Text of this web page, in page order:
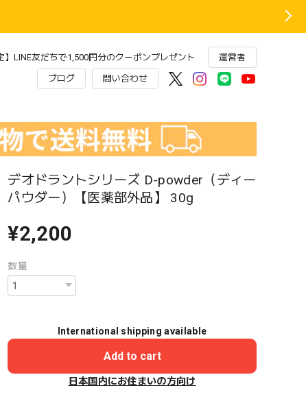
】LINE友だちで1,500円分のクーポンプレゼント 運営者
ブログ 問い合わせ
デオドラントシリーズ D-powder（ディー
パウダー）【医薬部外品】 30g
¥2,200
数量
International shipping available
Add to cart
日本国内にお住まいの方向け